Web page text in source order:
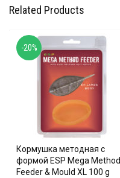
Related Products
Кормушка методная с
формой ESP Mega Method
Feeder & Mould XL 100 g
-20%